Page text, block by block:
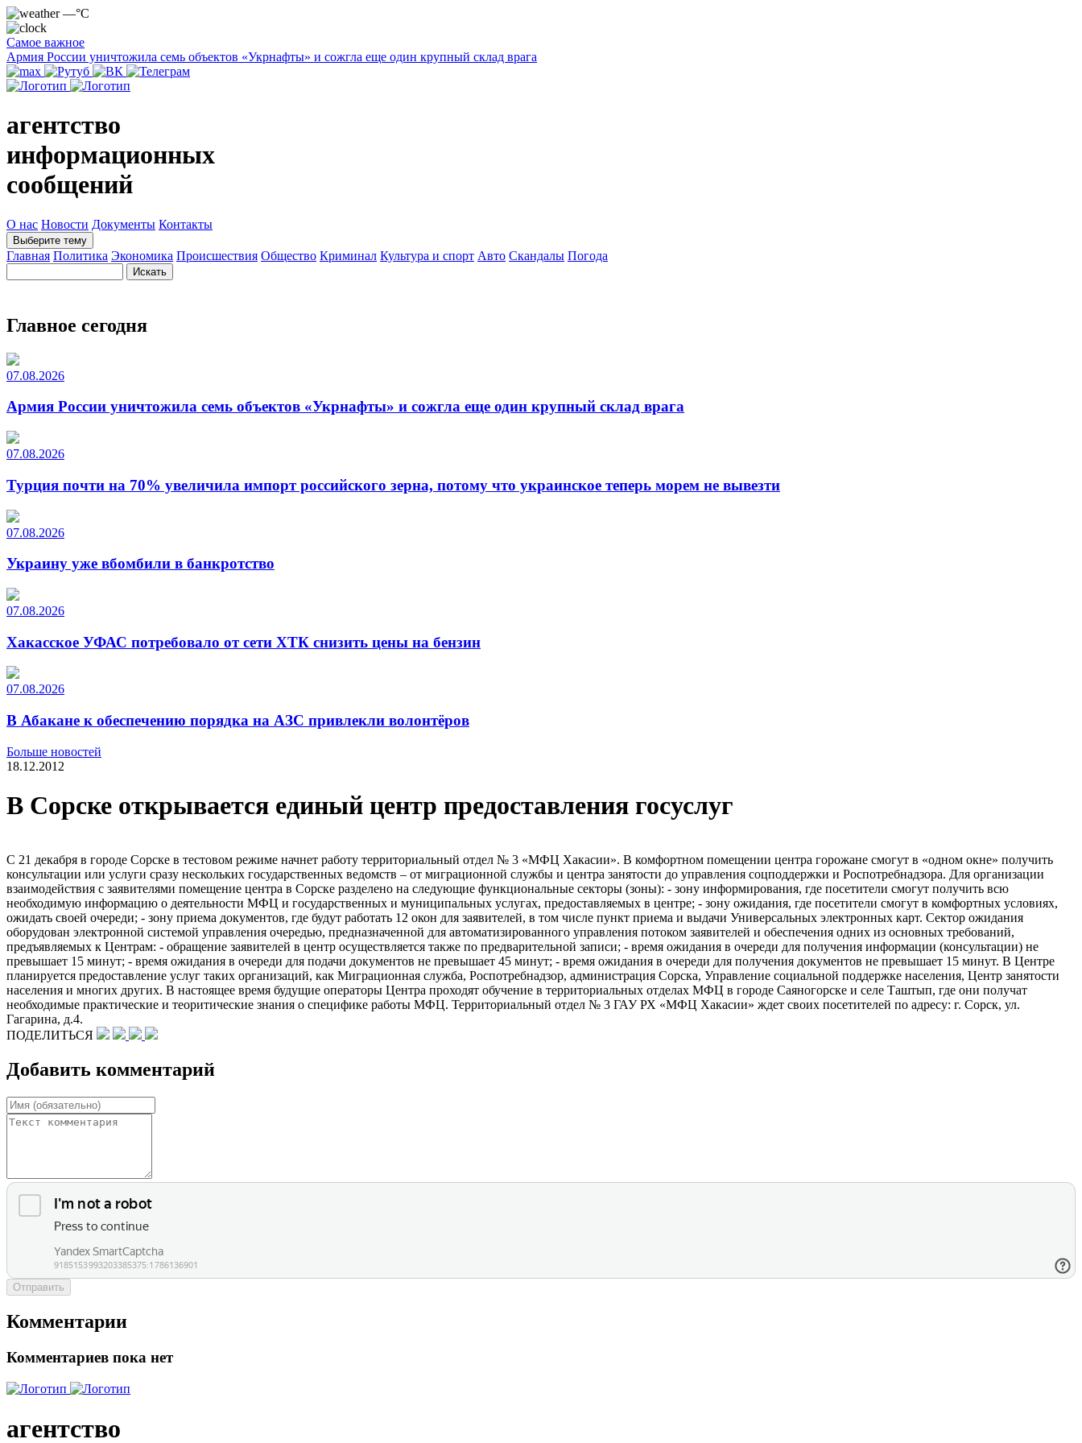
—°C
Самое важное
Армия России уничтожила семь объектов «Укрнафты» и сожгла еще один крупный склад врага
агентство
информационных
сообщений
О нас Новости Документы Контакты
Выберите тему
Главная Политика Экономика Происшествия Общество Криминал Культура и спорт Авто Скандалы Погода
Главное сегодня
07.08.2026
Армия России уничтожила семь объектов «Укрнафты» и сожгла еще один крупный склад врага
07.08.2026
Турция почти на 70% увеличила импорт российского зерна, потому что украинское теперь морем не вывезти
07.08.2026
Украину уже вбомбили в банкротство
07.08.2026
Хакасское УФАС потребовало от сети ХТК снизить цены на бензин
07.08.2026
В Абакане к обеспечению порядка на АЗС привлекли волонтёров
Больше новостей
18.12.2012
В Сорске открывается единый центр предоставления госуслуг
С 21 декабря в городе Сорске в тестовом режиме начнет работу территориальный отдел № 3 «МФЦ Хакасии». В комфортном помещении центра горожане смогут в «одном окне» получить
консультации или услуги сразу нескольких государственных ведомств – от миграционной службы и центра занятости до управления соцподдержки и Роспотребнадзора. Для организации
взаимодействия с заявителями помещение центра в Сорске разделено на следующие функциональные секторы (зоны): - зону информирования, где посетители смогут получить всю
необходимую информацию о деятельности МФЦ и государственных и муниципальных услугах, предоставляемых в центре; - зону ожидания, где посетители смогут в комфортных условиях,
ожидать своей очереди; - зону приема документов, где будут работать 12 окон для заявителей, в том числе пункт приема и выдачи Универсальных электронных карт. Сектор ожидания
оборудован электронной системой управления очередью, предназначенной для автоматизированного управления потоком заявителей и обеспечения одних из основных требований,
предъявляемых к Центрам: - обращение заявителей в центр осуществляется также по предварительной записи; - время ожидания в очереди для получения информации (консультации) не
превышает 15 минут; - время ожидания в очереди для подачи документов не превышает 45 минут; - время ожидания в очереди для получения документов не превышает 15 минут. В Центре
планируется предоставление услуг таких организаций, как Миграционная служба, Роспотребнадзор, администрация Сорска, Управление социальной поддержке населения, Центр занятости
населения и многих других. В настоящее время будущие операторы Центра проходят обучение в территориальных отделах МФЦ в городе Саяногорске и селе Таштып, где они получат
необходимые практические и теоритические знания о специфике работы МФЦ. Территориальный отдел № 3 ГАУ РХ «МФЦ Хакасии» ждет своих посетителей по адресу: г. Сорск, ул.
Гагарина, д.4.
ПОДЕЛИТЬСЯ
Добавить комментарий
Отправить
Комментарии
Комментариев пока нет
агентство